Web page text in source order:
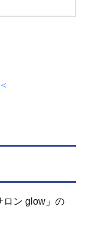
ロン glow」の